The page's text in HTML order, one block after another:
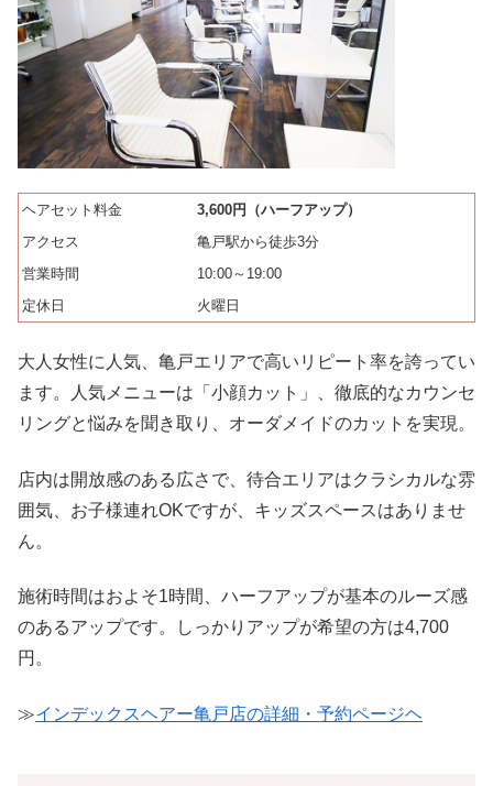
ヘアセット料金
3,600円（ハーフアップ）
アクセス
亀戸駅から徒歩3分
営業時間
10:00～19:00
定休日
火曜日
大人女性に人気、亀戸エリアで高いリピート率を誇ってい
ます。人気メニューは「小顔カット」、徹底的なカウンセ
リングと悩みを聞き取り、オーダメイドのカットを実現。
店内は開放感のある広さで、待合エリアはクラシカルな雰
囲気、お子様連れOKですが、キッズスペースはありませ
ん。
施術時間はおよそ1時間、ハーフアップが基本のルーズ感
のあるアップです。しっかりアップが希望の方は4,700
円。
≫インデックスヘアー亀戸店の詳細・予約ページヘ